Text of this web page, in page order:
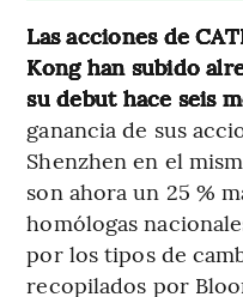
Las acciones de
Kong han subido
su debut hace seis
ganancia de sus
Shenzhen en el
son ahora un 25 %
homólogas
por los tipos de
recopilados por